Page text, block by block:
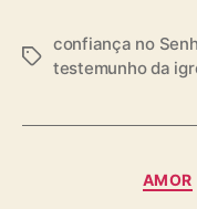
T
s
confiança no
testemunho da
AMOR